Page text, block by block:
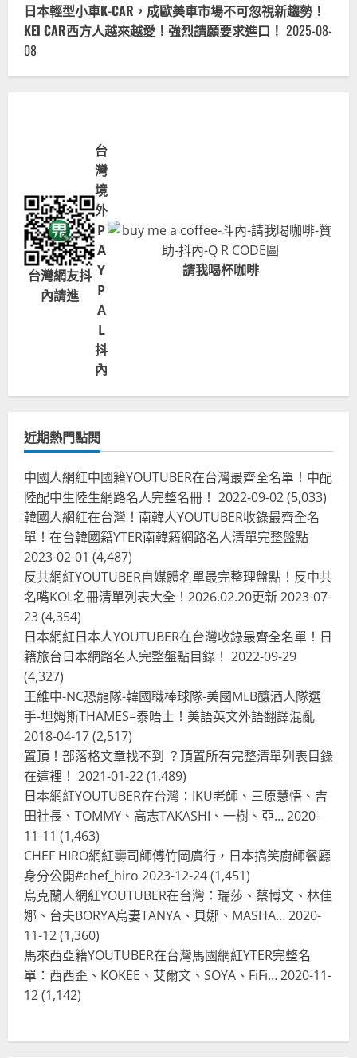
日本輕型小車K-CAR，成歐美車市場不可忽視新趨勢！
KEI CAR西方人越來越愛！強烈請願要求進口！ 2025-08-
08
台灣網友抖
內請進
台
灣
境
外
P
A
Y
P
A
L
抖
內
請我喝杯咖啡
近期熱門點閱
中國人網紅中國籍YOUTUBER在台灣最齊全名單！中配
陸配中生陸生網路名人完整名冊！ 2022-09-02(5,033)
韓國人網紅在台灣！南韓人YOUTUBER收錄最齊全名
單！在台韓國籍YTER南韓籍網路名人清單完整盤點
2023-02-01 (4,487)
反共網紅YOUTUBER自媒體名單最完整理盤點！反中共
名嘴KOL名冊清單列表大全！2026.02.20更新2023-07-
23(4,354)
日本網紅日本人YOUTUBER在台灣收錄最齊全名單！日
籍旅台日本網路名人完整盤點目錄！ 2022-09-29
(4,327)
王維中-NC恐龍隊-韓國職棒球隊-美國MLB釀酒人隊選
手-坦姆斯THAMES=泰晤士！美語英文外語翻譯混亂
2018-04-17(2,517)
置頂！部落格文章找不到 ？頂置所有完整清單列表目錄
在這裡！ 2021-01-22(1,489)
日本網紅YOUTUBER在台灣：IKU老師、三原慧悟、吉
田社長、TOMMY、高志TAKASHI、一樹、亞…2020-
11-11 (1,463)
CHEF HIRO網紅壽司師傅竹岡廣行，日本搞笑廚師餐廳
身分公開#chef_hiro 2023-12-24(1,451)
烏克蘭人網紅YOUTUBER在台灣：瑞莎、蔡博文、林佳
娜、台夫BORYA烏妻TANYA、貝娜、MASHA…2020-
11-12(1,360)
馬來西亞籍YOUTUBER在台灣馬國網紅YTER完整名
單：西西歪、KOKEE、艾爾文、SOYA、FiFi…2020-11-
12(1,142)
2
奧地利人愛喝珍奶、波霸奶茶奧地利
愛瘋、珍珠奶茶門市顧客大排長龍
3
台灣餐飲在全球 電影戲劇
獨家！芭比珍奶！珍珠奶茶飲料
BARBIE芭比娃娃肯尼電影聯名網友官
方影片！日出茶太CHATIME澳洲限定
活動
2023-08-03
4
台灣餐飲在全球
受歡迎，波霸奶茶門市顧客大排長
龍，網紅宣傳華沙珍奶店人潮多
2023-07-15
台灣餐飲在全球
美國人愛鼎泰豐小籠包！美國人吃鼎
泰豐受歡迎台灣米其林餐廳！加州賭
城西雅圖分店排隊人潮影片盤點
台灣餐飲在全球 國外時事